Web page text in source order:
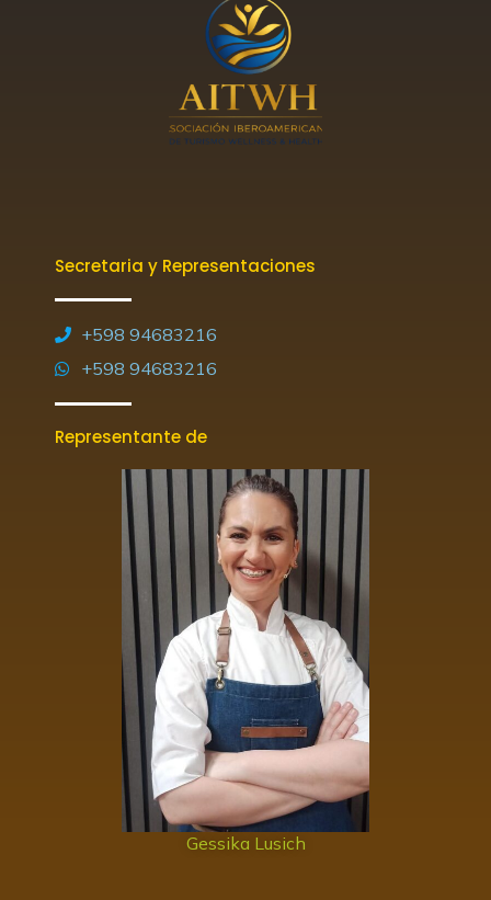
Secretaria y Representaciones
+598 94683216
+598 94683216
Representante de
Gessika Lusich